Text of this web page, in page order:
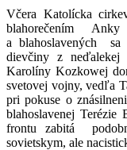
Včera Katolícka
blahorečením
a blahoslavených sa
dievčiny z
Karolíny Kozkowej
svetovej vojny, vedľa
pri pokuse o
blahoslavenej
frontu zabitá
sovietskym, ale